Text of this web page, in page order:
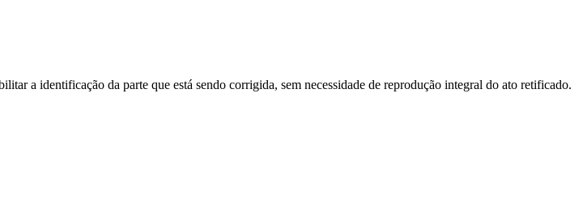
a identificação da parte que está sendo corrigida, sem necessidade de reprodução integral do ato retificado.